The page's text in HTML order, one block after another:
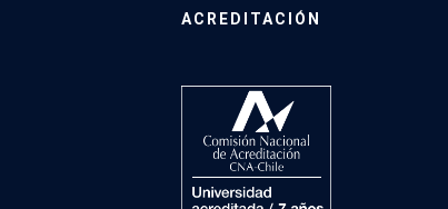
ACREDITACIÓN